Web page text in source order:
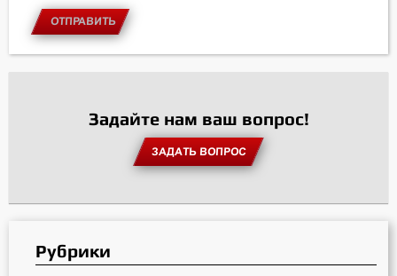
ОТПРАВИТЬ
Задайте нам ваш вопрос!
ЗАДАТЬ ВОПРОС
Рубрики